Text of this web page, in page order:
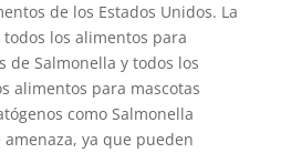
de los Estados Unidos. La
los alimentos para
de Salmonella y todos los
alimentos para mascotas
como Salmonella
ya que pueden